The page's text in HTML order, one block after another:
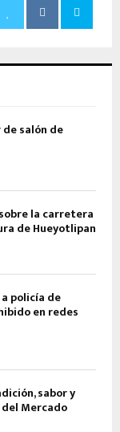
salón de
la carretera
de Hueyotlipan
policía de
en redes
sabor y
Mercado